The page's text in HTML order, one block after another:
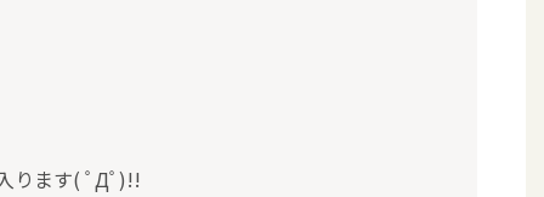
ります( ﾟДﾟ)!!